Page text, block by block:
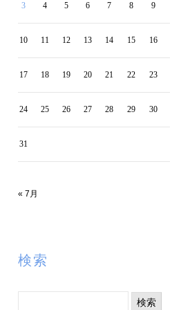
3 4 5 6 7 8 9
10 11 12 13 14 15 16
17 18 19 20 21 22 23
24 25 26 27 28 29 30
31
« 7月
検索
検